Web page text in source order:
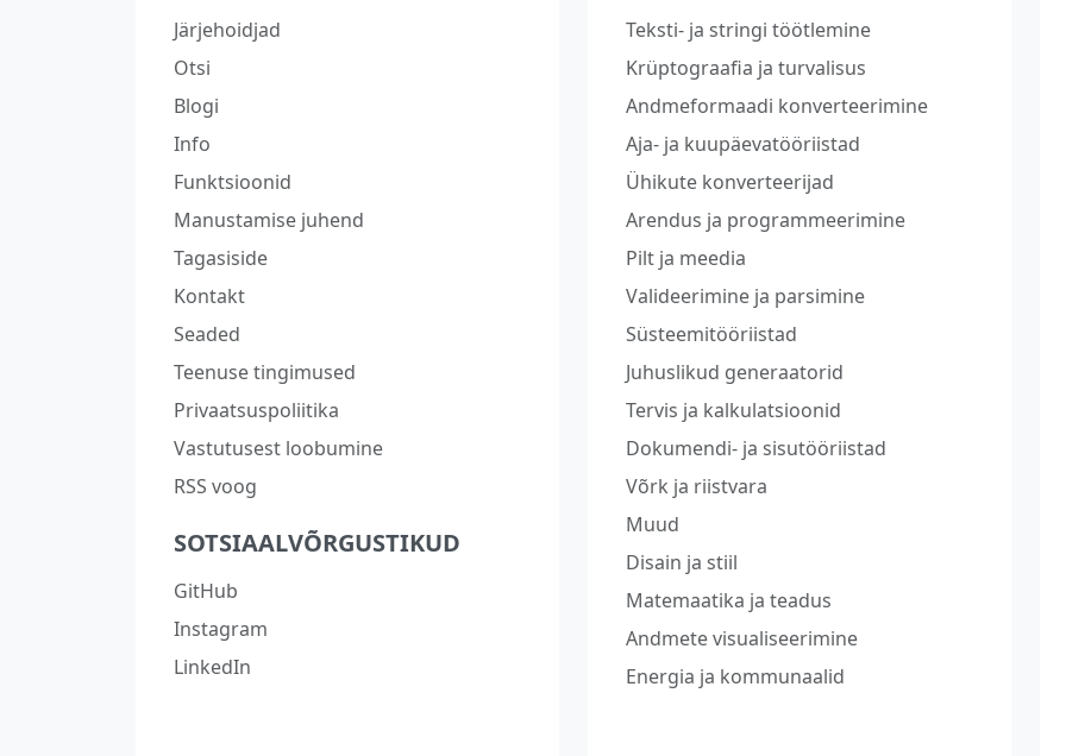
Järjehoidjad
Otsi
Blogi
Info
Funktsioonid
Manustamise juhend
Tagasiside
Kontakt
Seaded
Teenuse tingimused
Privaatsuspoliitika
Vastutusest loobumine
RSS voog
SOTSIAALVÕRGUSTIKUD
GitHub
Instagram
LinkedIn
Teksti- ja stringi töötlemine
Krüptograafia ja turvalisus
Andmeformaadi konverteerimine
Aja- ja kuupäevatööriistad
Ühikute konverteerijad
Arendus ja programmeerimine
Pilt ja meedia
Valideerimine ja parsimine
Süsteemitööriistad
Juhuslikud generaatorid
Tervis ja kalkulatsioonid
Dokumendi- ja sisutööriistad
Võrk ja riistvara
Muud
Disain ja stiil
Matemaatika ja teadus
Andmete visualiseerimine
Energia ja kommunaalid